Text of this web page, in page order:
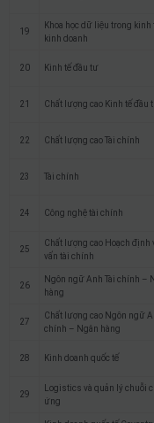
19
Khoa học dữ liệu trong kinh
kinh doanh
20 Kinh tế đầu tư
21 Chất lượng cao Kinh tế đầu
22 Chất lượng cao Tài chính
23 Tài chính
24 Công nghệ tài chính
25
Chất lượng cao Hoạch định
vấn tài chính
26
Ngôn ngữ Anh Tài chính –
hàng
27
Chất lượng cao Ngôn ngữ
chính – Ngân hàng
28 Kinh doanh quốc tế
29
Logistics và quản lý chuỗi
ứng